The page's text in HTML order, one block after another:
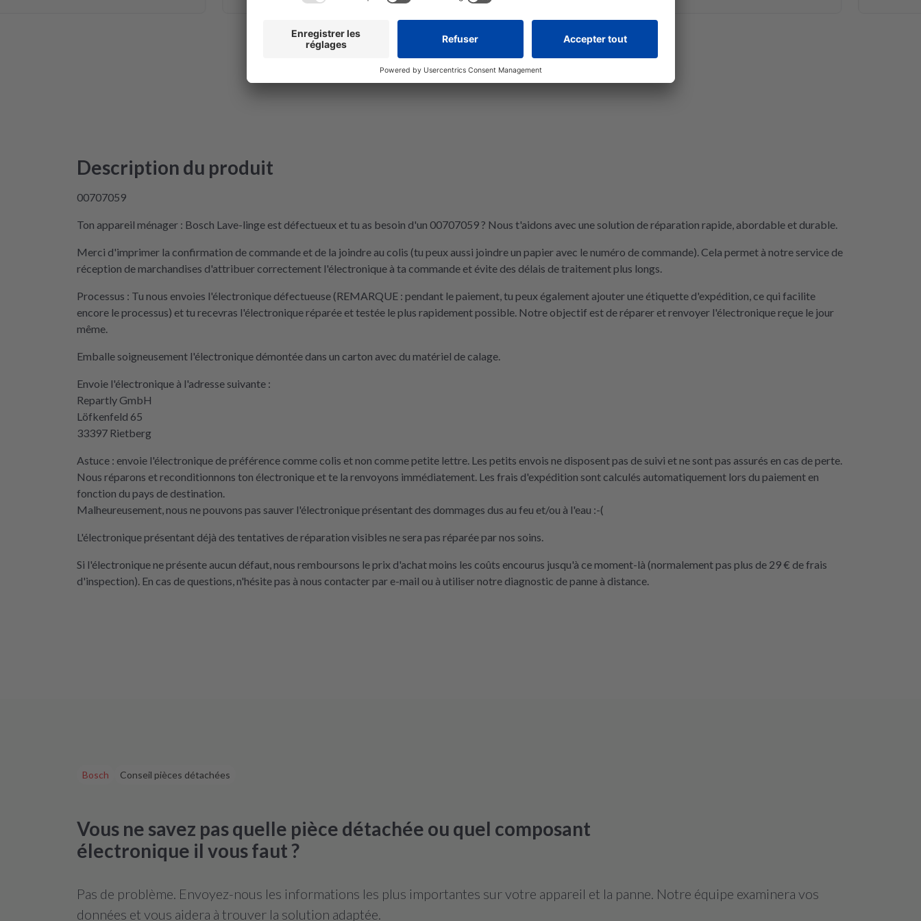
Description du produit
00707059
Ton appareil ménager : Bosch Lave-linge est défectueux et tu as besoin d'un 00707059 ? Nous t'aidons avec une solution de réparation rapide, abordable et durable.
Merci d'imprimer la confirmation de commande et de la joindre au colis (tu peux aussi joindre un papier avec le numéro de commande). Cela permet à notre service de
réception de marchandises d'attribuer correctement l'électronique à ta commande et évite des délais de traitement plus longs.
Processus : Tu nous envoies l'électronique défectueuse (REMARQUE : pendant le paiement, tu peux également ajouter une étiquette d'expédition, ce qui facilite
encore le processus) et tu recevras l'électronique réparée et testée le plus rapidement possible. Notre objectif est de réparer et renvoyer l'électronique reçue le jour
même.
Emballe soigneusement l'électronique démontée dans un carton avec du matériel de calage.
Envoie l'électronique à l'adresse suivante :
Repartly GmbH
Löfkenfeld 65
33397 Rietberg
Astuce : envoie l'électronique de préférence comme colis et non comme petite lettre. Les petits envois ne disposent pas de suivi et ne sont pas assurés en cas de perte.
Nous réparons et reconditionnons ton électronique et te la renvoyons immédiatement. Les frais d'expédition sont calculés automatiquement lors du paiement en
fonction du pays de destination.
Malheureusement, nous ne pouvons pas sauver l'électronique présentant des dommages dus au feu et/ou à l'eau :-(
L'électronique présentant déjà des tentatives de réparation visibles ne sera pas réparée par nos soins.
Si l'électronique ne présente aucun défaut, nous remboursons le prix d'achat moins les coûts encourus jusqu'à ce moment-là (normalement pas plus de 29 € de frais
d'inspection). En cas de questions, n'hésite pas à nous contacter par e-mail ou à utiliser notre diagnostic de panne à distance.
Bosch Conseil pièces détachées
Vous ne savez pas quelle pièce détachée ou quel composant
électronique il vous faut ?
Pas de problème. Envoyez-nous les informations les plus importantes sur votre appareil et la panne. Notre équipe examinera vos
données et vous aidera à trouver la solution adaptée.